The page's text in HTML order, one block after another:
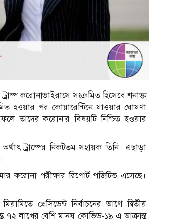
ট্রাম্প করোনাভাইরাসে সংক্রমিত হিসেবে শনাক্ত
হওয়ার পর কোয়ারেন্টিনে যাওয়ার ঘোষণা
তাদের করোনার বিষয়টি নিশ্চিত হওয়ার
অর্থাৎ ট্রাম্পের নিকটতম সহায়ক তিনি। এছাড়া
করোনা পরীক্ষার রিপোর্ট পজিটিভ এসেছে।
প্রেসিডেন্ট নির্বাচনের আগে দ্বিতীয়
৭২ লাখের বেশি মানুষ কোভিড-১৯ এ আক্রান্ত